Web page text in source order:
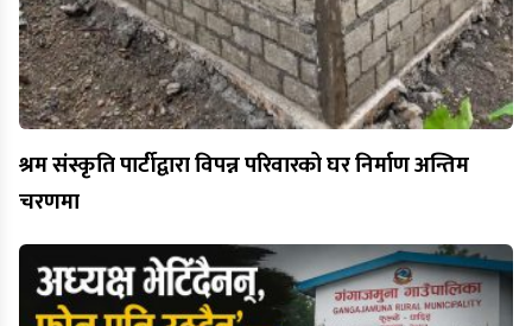
श्रम संस्कृति पार्टीद्वारा विपन्न परिवारको घर निर्माण अन्तिम
चरणमा